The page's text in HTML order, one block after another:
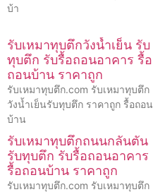
บ้า
รับเหมาทุบตึกวังน้ำเย็น รับ
ทุบตึก รับรื้อถอนอาคาร รื้อ
ถอนบ้าน ราคาถูก
รับเหมาทุบตึก.com รับเหมาทุบตึก
วังน้ำเย็นรับทุบตึก ราคาถูก รื้อถอน
บ้าน
รับเหมาทุบตึกถนนกลันตัน
รับทุบตึก รับรื้อถอนอาคาร
รื้อถอนบ้าน ราคาถูก
รับเหมาทุบตึก.com รับเหมาทุบตึก